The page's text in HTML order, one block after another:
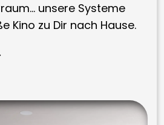
unsere Systeme
Kino zu Dir nach Hause.